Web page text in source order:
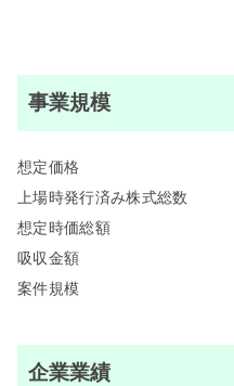
事業規模
想定価格
上場時発行済み株式総数
想定時価総額
吸収金額
案件規模
企業業績